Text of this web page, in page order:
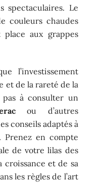
spectaculaires. Le
couleurs chaudes
place aux grappes
l’investissement
et de la rareté de la
pas à consulter un
ou d’autres
conseils adaptés à
Prenez en compte
de votre lilas des
et de sa
les règles de l’art